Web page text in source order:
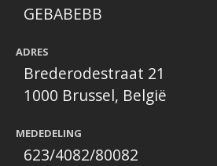
GEBABEBB
ADRES
Brederodestraat 21
1000 Brussel, België
MEDEDELING
623/4082/80082